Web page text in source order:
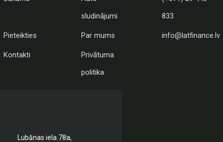
sludinājumi
833
Pieteikties Par mums info@latfinance.lv
Kontakti
Privātuma
politika
Lubānas iela 78a,